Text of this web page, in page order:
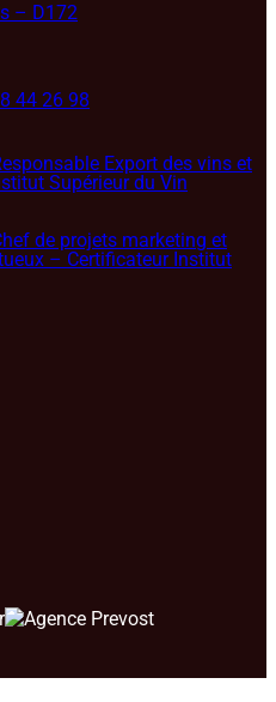
– D172
44 26 98
Export des vins et
Supérieur du Vin
de projets marketing et
– Certificateur Institut